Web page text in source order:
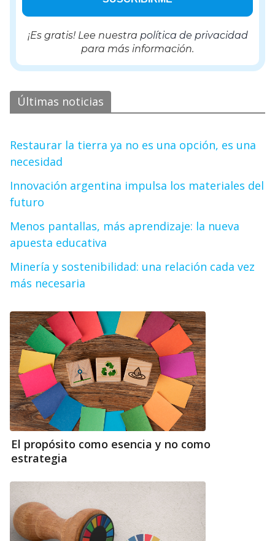
¡Es gratis! Lee nuestra política de privacidad
para más información.
Últimas noticias
Restaurar la tierra ya no es una opción, es una
necesidad
Innovación argentina impulsa los materiales del
futuro
Menos pantallas, más aprendizaje: la nueva
apuesta educativa
Minería y sostenibilidad: una relación cada vez
más necesaria
El propósito como esencia y no como
estrategia